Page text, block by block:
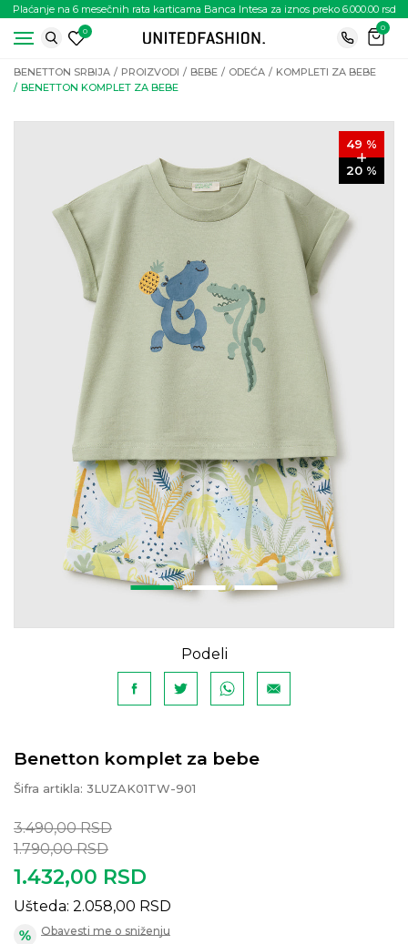
Plaćanje na 6 mesečnih rata karticama Banca Intesa za iznos preko 6.000.00 rsd
0
0
BENETTON SRBIJA PROIZVODI BEBE ODEĆA
KOMPLETI ZA BEBE
BENETTON KOMPLET ZA BEBE
49 %
20 %
Podeli
Benetton komplet za bebe
Šifra artikla: 3LUZAK01TW-901
3.490,00 RSD
1.790,00 RSD
1.432,00 RSD
Ušteda: 2.058,00 RSD
Obavesti me o sniženju